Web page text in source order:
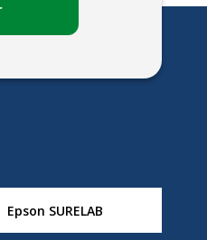
Epson SURELAB